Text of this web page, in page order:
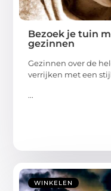
Bezoek je tuin
gezinnen
Gezinnen over de
verrijken met een
...
WINKELEN